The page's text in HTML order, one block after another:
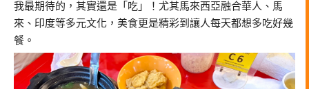
我最期待的，其實還是「吃」！尤其馬來西亞融合華人、馬
來、印度等多元文化，美食更是精彩到讓人每天都想多吃好幾
餐。